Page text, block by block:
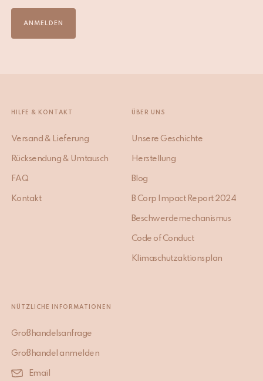
ANMELDEN
HILFE & KONTAKT
Versand & Lieferung
Rücksendung & Umtausch
FAQ
Kontakt
ÜBER UNS
Unsere Geschichte
Herstellung
Blog
B Corp Impact Report 2024
Beschwerdemechanismus
Code of Conduct
Klimaschutzaktionsplan
NÜTZLICHE INFORMATIONEN
Großhandelsanfrage
Großhandel anmelden
Email